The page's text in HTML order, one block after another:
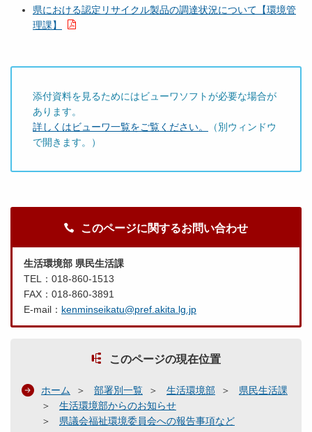
県における認定リサイクル製品の調達状況について【環境管
理課】
添付資料を見るためにはビューワソフトが必要な場合が
あります。
詳しくはビューワ一覧をご覧ください。
（別ウィンドウ
で開きます。）
このページに関するお問い合わせ
生活環境部 県民生活課
TEL：018-860-1513
FAX：018-860-3891
E-mail： kenminseikatu@pref.akita.lg.jp
このページの現在位置
ホーム 部署別一覧 生活環境部
県民生活課
生活環境部からのお知らせ
県議会福祉環境委員会への報告事項など